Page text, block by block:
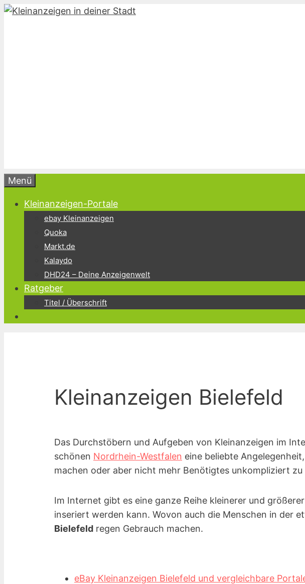
Zum
Menü
Kleinanzeigen-Portale
ebay Kleinanzeigen
Quoka
Markt.de
Kalaydo
DHD24 – Deine Anzeigenwelt
Ratgeber
Titel / Überschrift
Kleinanzeigen Bielefeld
Das Durchstöbern und Aufgeben von Kleinanzeigen im
schönen Nordrhein-Westfalen eine beliebte
machen oder aber nicht mehr Benötigtes unkompliziert zu
Im Internet gibt es eine ganze Reihe kleinerer und
inseriert werden kann. Wovon auch die Menschen in der
Bielefeld regen Gebrauch machen.
eBay Kleinanzeigen Bielefeld und vergleichbare